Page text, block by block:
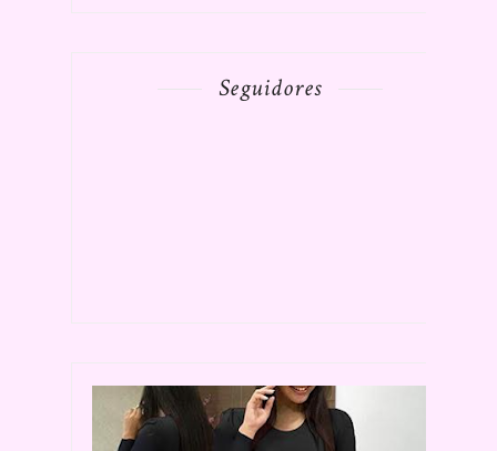
Seguidores